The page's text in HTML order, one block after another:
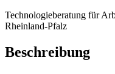
Technologieberatung für
Rheinland-Pfalz
Beschreibung